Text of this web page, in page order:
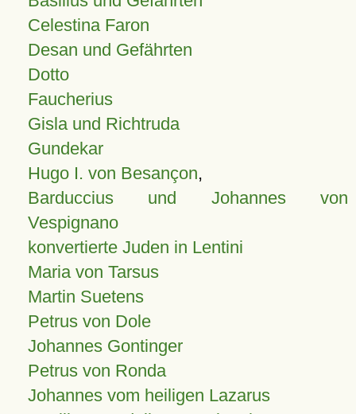
Celestina Faron
Desan und Gefährten
Dotto
Faucherius
Gisla und Richtruda
Gundekar
Hugo I. von Besançon,
Barduccius und Johannes von
Vespignano
konvertierte Juden in Lentini
Maria von Tarsus
Martin Suetens
Petrus von Dole
Johannes Gontinger
Petrus von Ronda
Johannes vom heiligen Lazarus